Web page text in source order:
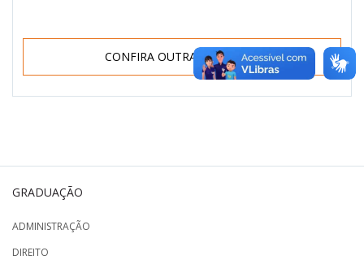
CONFIRA OUTRAS NOTÍCIAS
GRADUAÇÃO
ADMINISTRAÇÃO
DIREITO